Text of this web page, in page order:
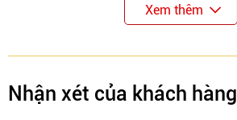
Xem thêm
Nhận xét của khách hàng